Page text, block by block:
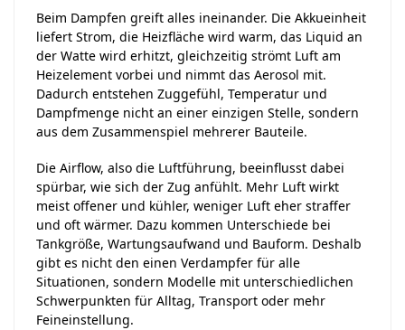
Beim Dampfen greift alles ineinander. Die Akkueinheit
liefert Strom, die Heizfläche wird warm, das Liquid an
der Watte wird erhitzt, gleichzeitig strömt Luft am
Heizelement vorbei und nimmt das Aerosol mit.
Dadurch entstehen Zuggefühl, Temperatur und
Dampfmenge nicht an einer einzigen Stelle, sondern
aus dem Zusammenspiel mehrerer Bauteile.
Die Airflow, also die Luftführung, beeinflusst dabei
spürbar, wie sich der Zug anfühlt. Mehr Luft wirkt
meist offener und kühler, weniger Luft eher straffer
und oft wärmer. Dazu kommen Unterschiede bei
Tankgröße, Wartungsaufwand und Bauform. Deshalb
gibt es nicht den einen Verdampfer für alle
Situationen, sondern Modelle mit unterschiedlichen
Schwerpunkten für Alltag, Transport oder mehr
Feineinstellung.